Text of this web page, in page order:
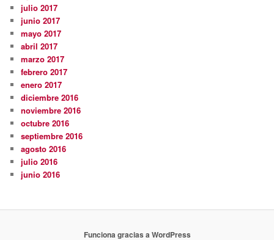
julio 2017
junio 2017
mayo 2017
abril 2017
marzo 2017
febrero 2017
enero 2017
diciembre 2016
noviembre 2016
octubre 2016
septiembre 2016
agosto 2016
julio 2016
junio 2016
Funciona gracias a WordPress